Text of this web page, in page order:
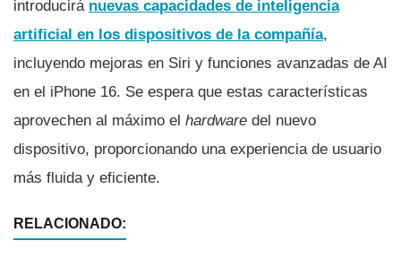
introducirá nuevas capacidades de inteligencia
artificial en los dispositivos de la compañía,
incluyendo mejoras en Siri y funciones avanzadas de AI
en el iPhone 16. Se espera que estas características
aprovechen al máximo el hardware del nuevo
dispositivo, proporcionando una experiencia de usuario
más fluida y eficiente.
RELACIONADO: